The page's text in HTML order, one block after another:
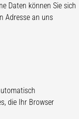
Daten können Sie sich
Adresse an uns
die Ihr Browser